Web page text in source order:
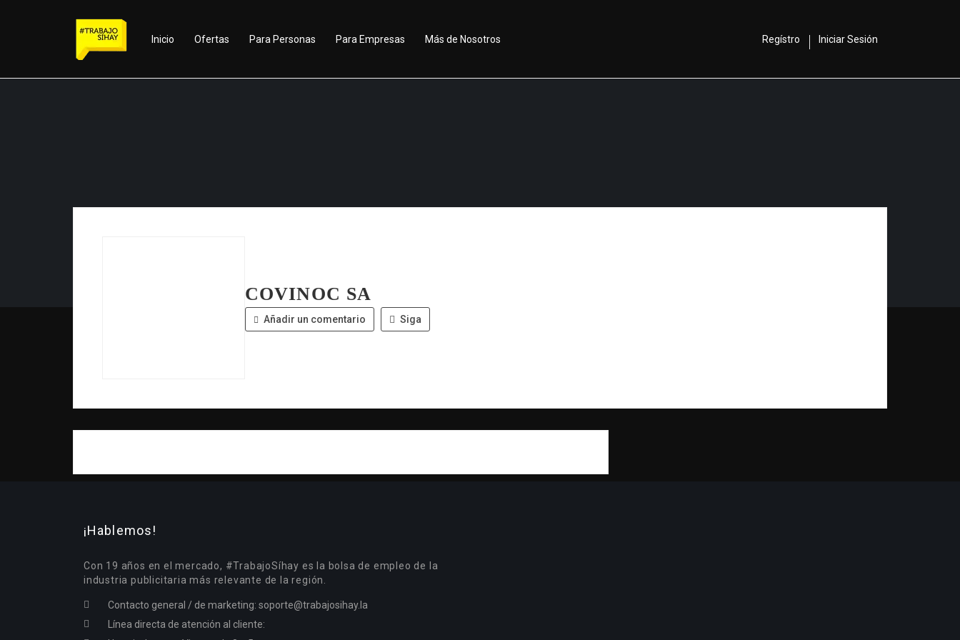
Inicio Ofertas Para Personas Para Empresas Más de Nosotros Regístro Iniciar Sesión
COVINOC SA
Añadir un comentario Siga
¡Hablemos!
Con 19 años en el mercado, #TrabajoSíhay es la bolsa de empleo de la
industria publicitaria más relevante de la región.
Contacto general / de marketing: soporte@trabajosihay.la
Línea directa de atención al cliente: